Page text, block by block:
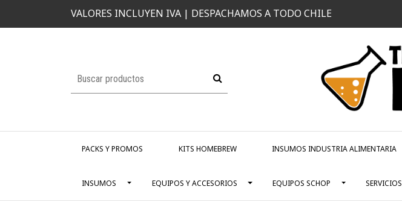
VALORES INCLUYEN IVA | DESPACHAMOS A TODO CHILE
PACKS Y PROMOS KITS HOMEBREW INSUMOS INDUSTRIA ALIMENTARIA
INSUMOS EQUIPOS Y ACCESORIOS EQUIPOS SCHOP SERVICIOS